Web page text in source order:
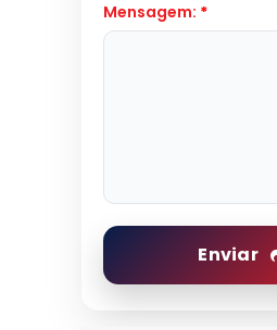
Mensagem: *
Enviar